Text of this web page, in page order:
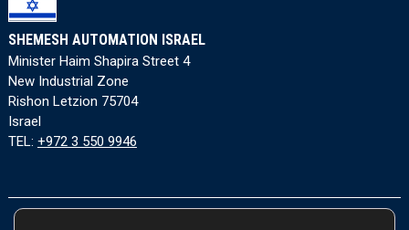
SHEMESH AUTOMATION ISRAEL
Minister Haim Shapira Street 4
New Industrial Zone
Rishon Letzion 75704
Israel
TEL: +972 3 550 9946